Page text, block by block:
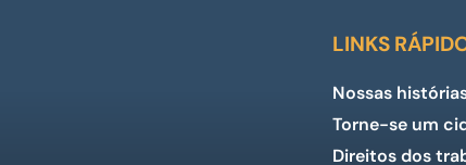
LINKS
Nossas
Torne-se um
Direitos dos